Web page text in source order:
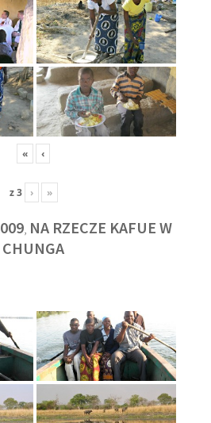
« ‹
z3 › »
, NA RZECZE KAFUE W
CHUNGA